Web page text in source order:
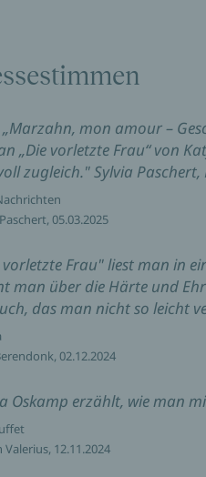
„Marzahn, mon amour –
„Die vorletzte Frau“ von
zugleich." Sylvia
05.03.2025
vorletzte Frau" liest man in
man über die Härte und
das man nicht so leicht
02.12.2024
Oskamp erzählt, wie man
Valerius, 12.11.2024